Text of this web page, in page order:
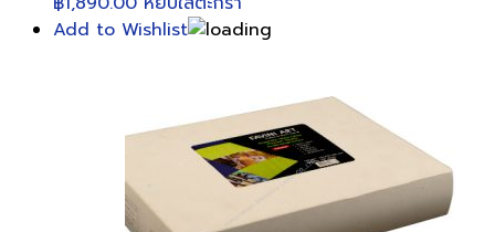
Add to Wishlist